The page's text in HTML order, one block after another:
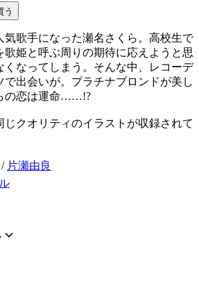
う
気歌手になった瀬名さくら。高校生で
歌姫と呼ぶ周りの期待に応えようと思
くなってしまう。そんな中、レコーデ
で出会いが。プラチナブロンドが美し
の恋は運命……!?
クオリティのイラストが収録されて
/ 片瀬由良